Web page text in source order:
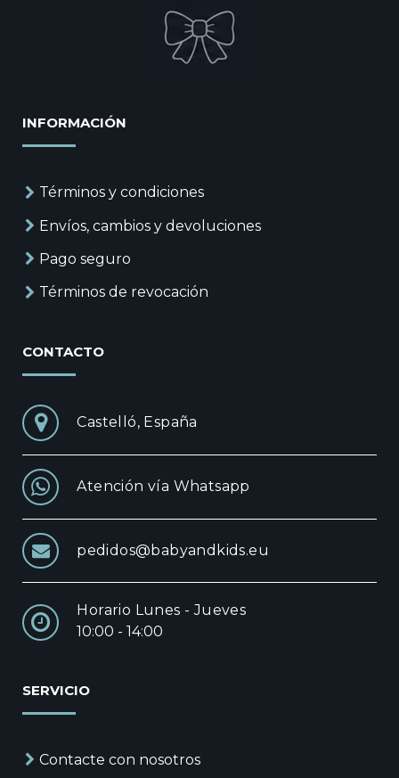
INFORMACIÓN
Términos y condiciones
Envíos, cambios y devoluciones
Pago seguro
Términos de revocación
CONTACTO
Castelló, España
Atención vía Whatsapp
pedidos@babyandkids.eu
Horario Lunes - Jueves
10:00 - 14:00
SERVICIO
Contacte con nosotros